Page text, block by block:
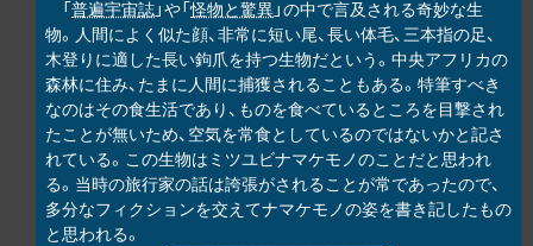
「普遍宇宙誌」や「怪物と驚異」の中で言及される奇妙な生
物。人間によく似た顔、非常に短い尾、長い体毛、三本指の足、
木登りに適した長い鉤爪を持つ生物だという。中央アフリカの
森林に住み、たまに人間に捕獲されることもある。特筆すべき
なのはその食生活であり、ものを食べているところを目撃され
たことが無いため、空気を常食としているのではないかと記さ
れている。この生物はミツユビナマケモノのことだと思われ
る。当時の旅行家の話は誇張がされることが常であったので、
多分なフィクションを交えてナマケモノの姿を書き記したもの
と思われる。